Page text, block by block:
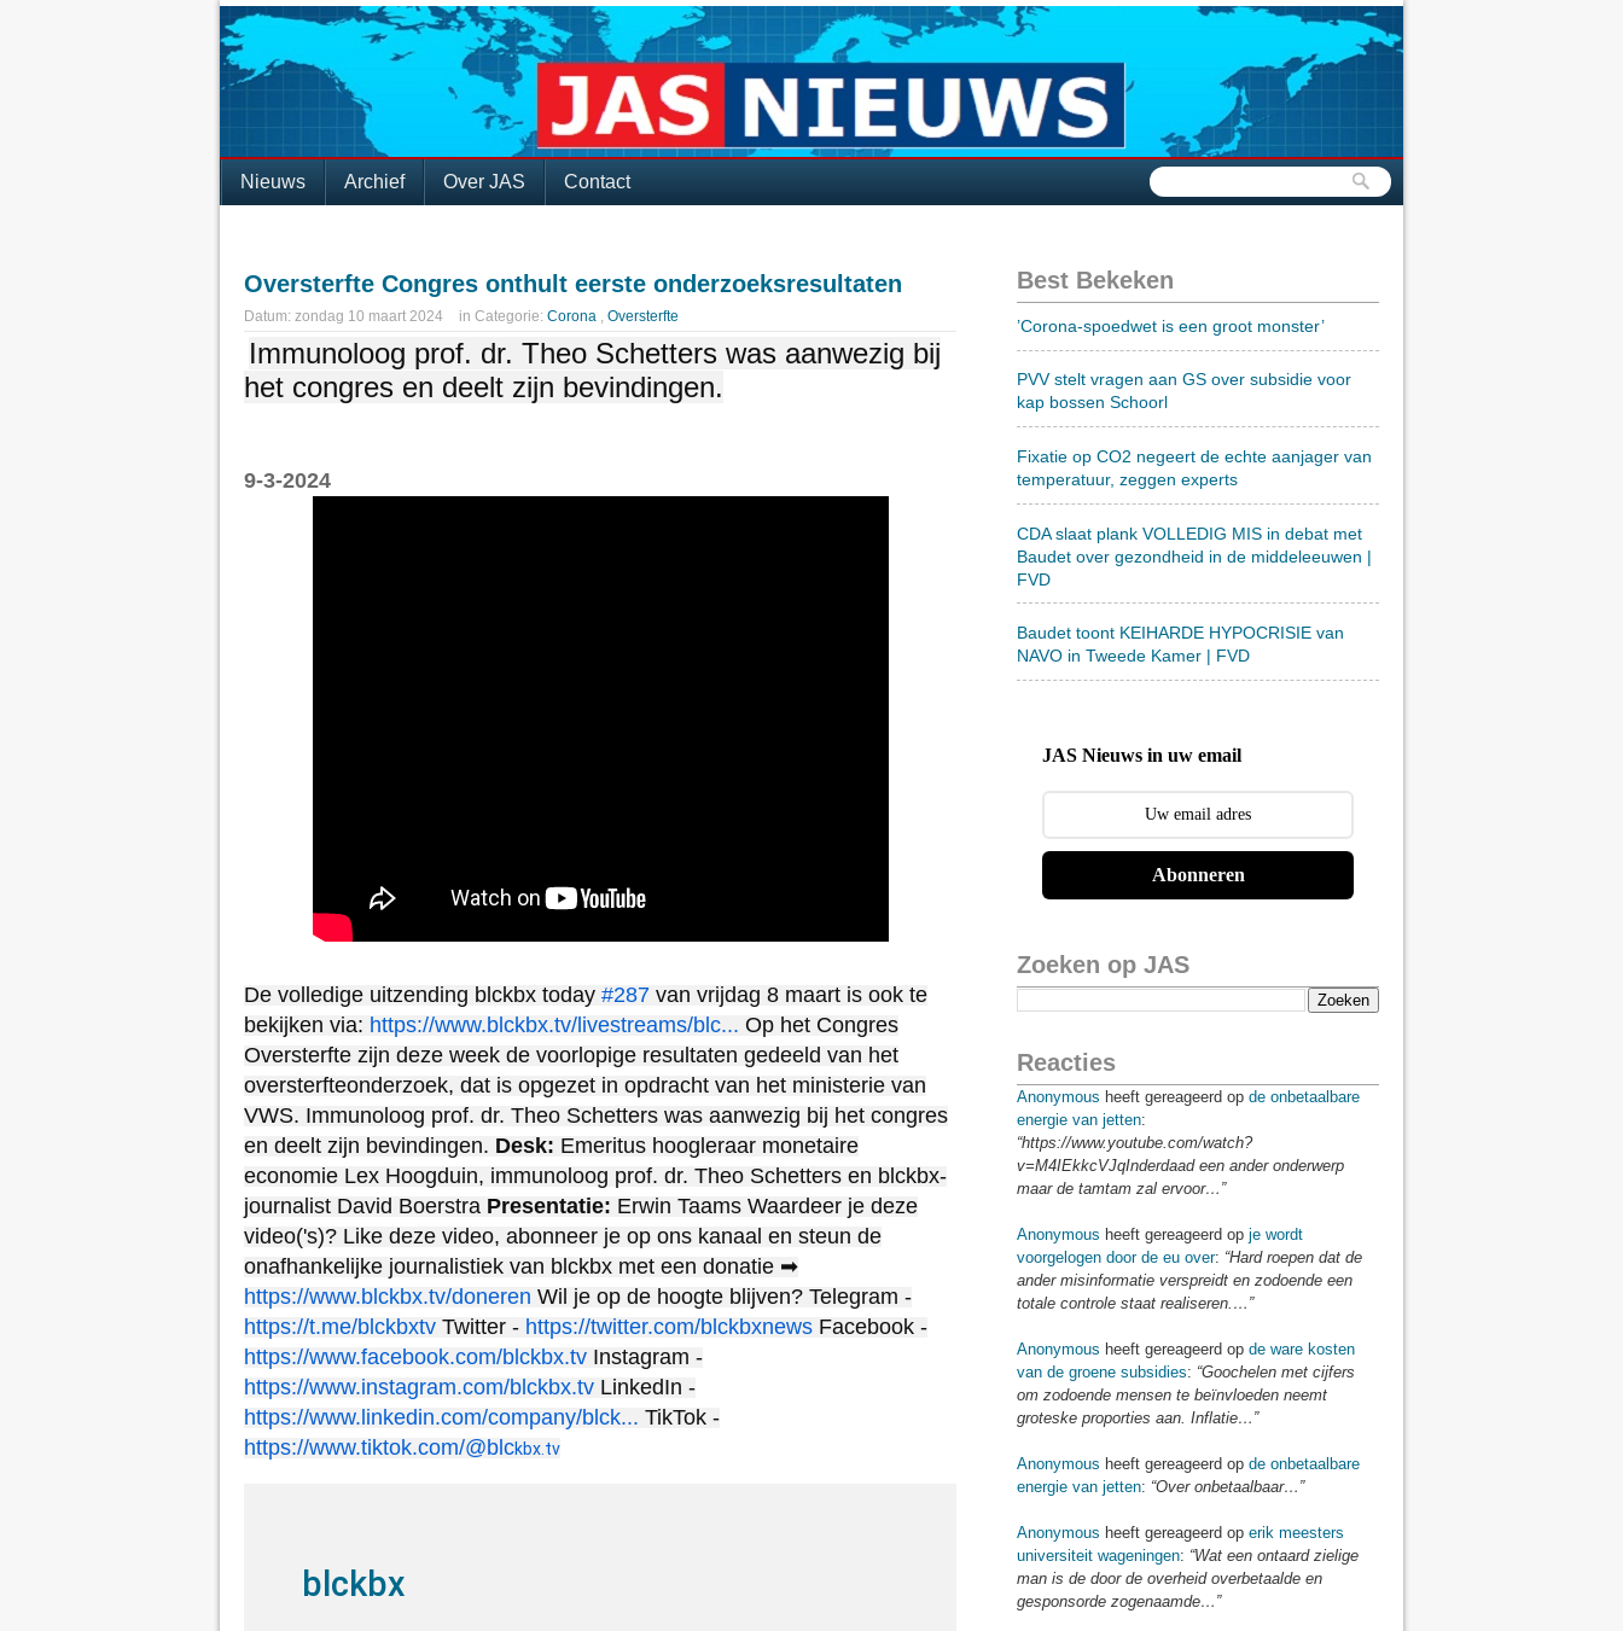
Nieuws Archief Over JAS Contact
Oversterfte Congres onthult eerste onderzoeksresultaten
Datum: zondag 10 maart 2024 in Categorie: Corona , Oversterfte
Immunoloog prof. dr. Theo Schetters was aanwezig bij
het congres en deelt zijn bevindingen.
9-3-2024
De volledige uitzending blckbx today #287 van vrijdag 8 maart is ook te
bekijken via: https://www.blckbx.tv/livestreams/blc... Op het Congres
Oversterfte zijn deze week de voorlopige resultaten gedeeld van het
oversterfteonderzoek, dat is opgezet in opdracht van het ministerie van
VWS. Immunoloog prof. dr. Theo Schetters was aanwezig bij het congres
en deelt zijn bevindingen. Desk: Emeritus hoogleraar monetaire
economie Lex Hoogduin, immunoloog prof. dr. Theo Schetters en blckbx-
journalist David Boerstra Presentatie: Erwin Taams Waardeer je deze
video('s)? Like deze video, abonneer je op ons kanaal en steun de
onafhankelijke journalistiek van blckbx met een donatie ➡
https://www.blckbx.tv/doneren Wil je op de hoogte blijven? Telegram -
https://t.me/blckbxtv Twitter - https://twitter.com/blckbxnews Facebook -
https://www.facebook.com/blckbx.tv Instagram -
https://www.instagram.com/blckbx.tv LinkedIn -
https://www.linkedin.com/company/blck... TikTok -
https://www.tiktok.com/@blckbx.tv
blckbx
Best Bekeken
’Corona-spoedwet is een groot monster’
PVV stelt vragen aan GS over subsidie voor
kap bossen Schoorl
Fixatie op CO2 negeert de echte aanjager van
temperatuur, zeggen experts
CDA slaat plank VOLLEDIG MIS in debat met
Baudet over gezondheid in de middeleeuwen |
FVD
Baudet toont KEIHARDE HYPOCRISIE van
NAVO in Tweede Kamer | FVD
JAS Nieuws in uw email
Abonneren
Zoeken op JAS
Reacties
Anonymous heeft gereageerd op de onbetaalbare
energie van jetten:
“https://www.youtube.com/watch?
v=M4IEkkcVJqInderdaad een ander onderwerp
maar de tamtam zal ervoor…”
Anonymous heeft gereageerd op je wordt
voorgelogen door de eu over: “Hard roepen dat de
ander misinformatie verspreidt en zodoende een
totale controle staat realiseren.…”
Anonymous heeft gereageerd op de ware kosten
van de groene subsidies: “Goochelen met cijfers
om zodoende mensen te beïnvloeden neemt
groteske proporties aan. Inflatie…”
Anonymous heeft gereageerd op de onbetaalbare
energie van jetten: “Over onbetaalbaar…”
Anonymous heeft gereageerd op erik meesters
universiteit wageningen: “Wat een ontaard zielige
man is de door de overheid overbetaalde en
gesponsorde zogenaamde…”